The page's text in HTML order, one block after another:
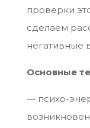
проверки
сделаем
негативные
Основные
— психо-